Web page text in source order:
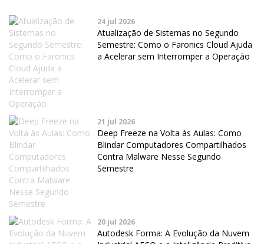
24 jul 2026
Atualização de Sistemas no Segundo
Semestre: Como o Faronics Cloud Ajuda
a Acelerar sem Interromper a Operação
21 jul 2026
Deep Freeze na Volta às Aulas: Como
Blindar Computadores Compartilhados
Contra Malware Nesse Segundo
Semestre
20 jul 2026
Autodesk Forma: A Evolução da Nuvem